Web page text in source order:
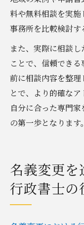
料や無料相談を実
事務所を比較検討す
また、実際に相談
ことで、信頼でき
前に相談内容を整
とで、より的確なア
自分に合った専門
の第一歩となります。
名義変更を
行政書士の